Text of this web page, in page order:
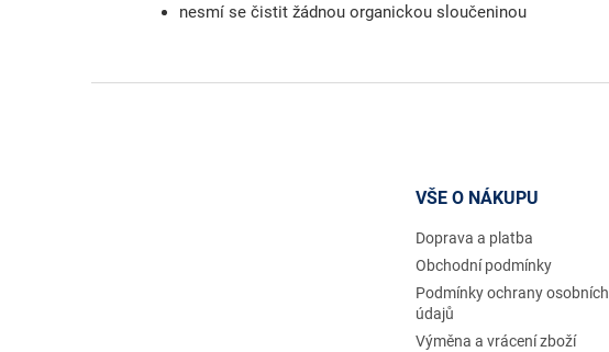
nesmí se čistit žádnou organickou sloučeninou
VŠE O NÁKUPU
Doprava a platba
Obchodní podmínky
Podmínky ochrany osobních
údajů
Výměna a vrácení zboží